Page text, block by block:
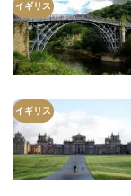
イギリス
イギリス